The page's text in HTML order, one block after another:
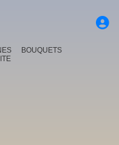
BOUQUETS